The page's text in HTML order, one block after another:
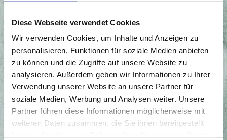
Diese Webseite verwendet Cookies
Wir verwenden Cookies, um Inhalte und Anzeigen zu
personalisieren, Funktionen für soziale Medien anbieten
zu können und die Zugriffe auf unsere Website zu
analysieren. Außerdem geben wir Informationen zu Ihrer
Verwendung unserer Website an unsere Partner für
soziale Medien, Werbung und Analysen weiter. Unsere
Partner führen diese Informationen möglicherweise mit
weiteren Daten zusammen, die Sie ihnen bereitgestellt